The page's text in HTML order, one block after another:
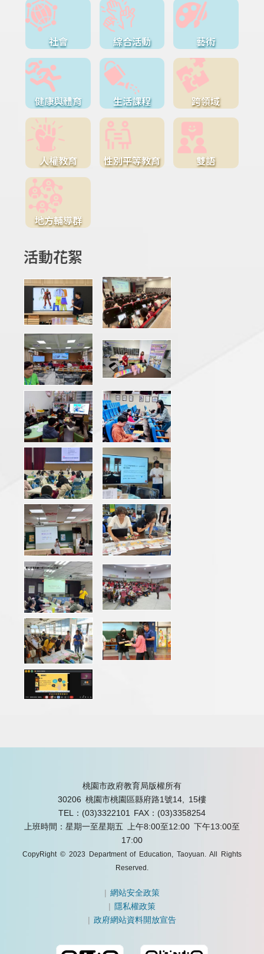
社會 綜合活動 藝術
健康與體育 生活課程 跨領域
人權教育 性別平等教育 雙語
地方輔導群
活動花絮
桃園市政府教育局版權所有
30206 桃園市桃園區縣府路1號14, 15樓
TEL：(03)3322101
FAX：(03)3358254
上班時間：星期一至星期五 上午8:00至12:00 下午13:00至
17:00
CopyRight © 2023 Department of Education, Taoyuan. All Rights
Reserved.
|網站安全政策
| 隱私權政策
|政府網站資料開放宣告